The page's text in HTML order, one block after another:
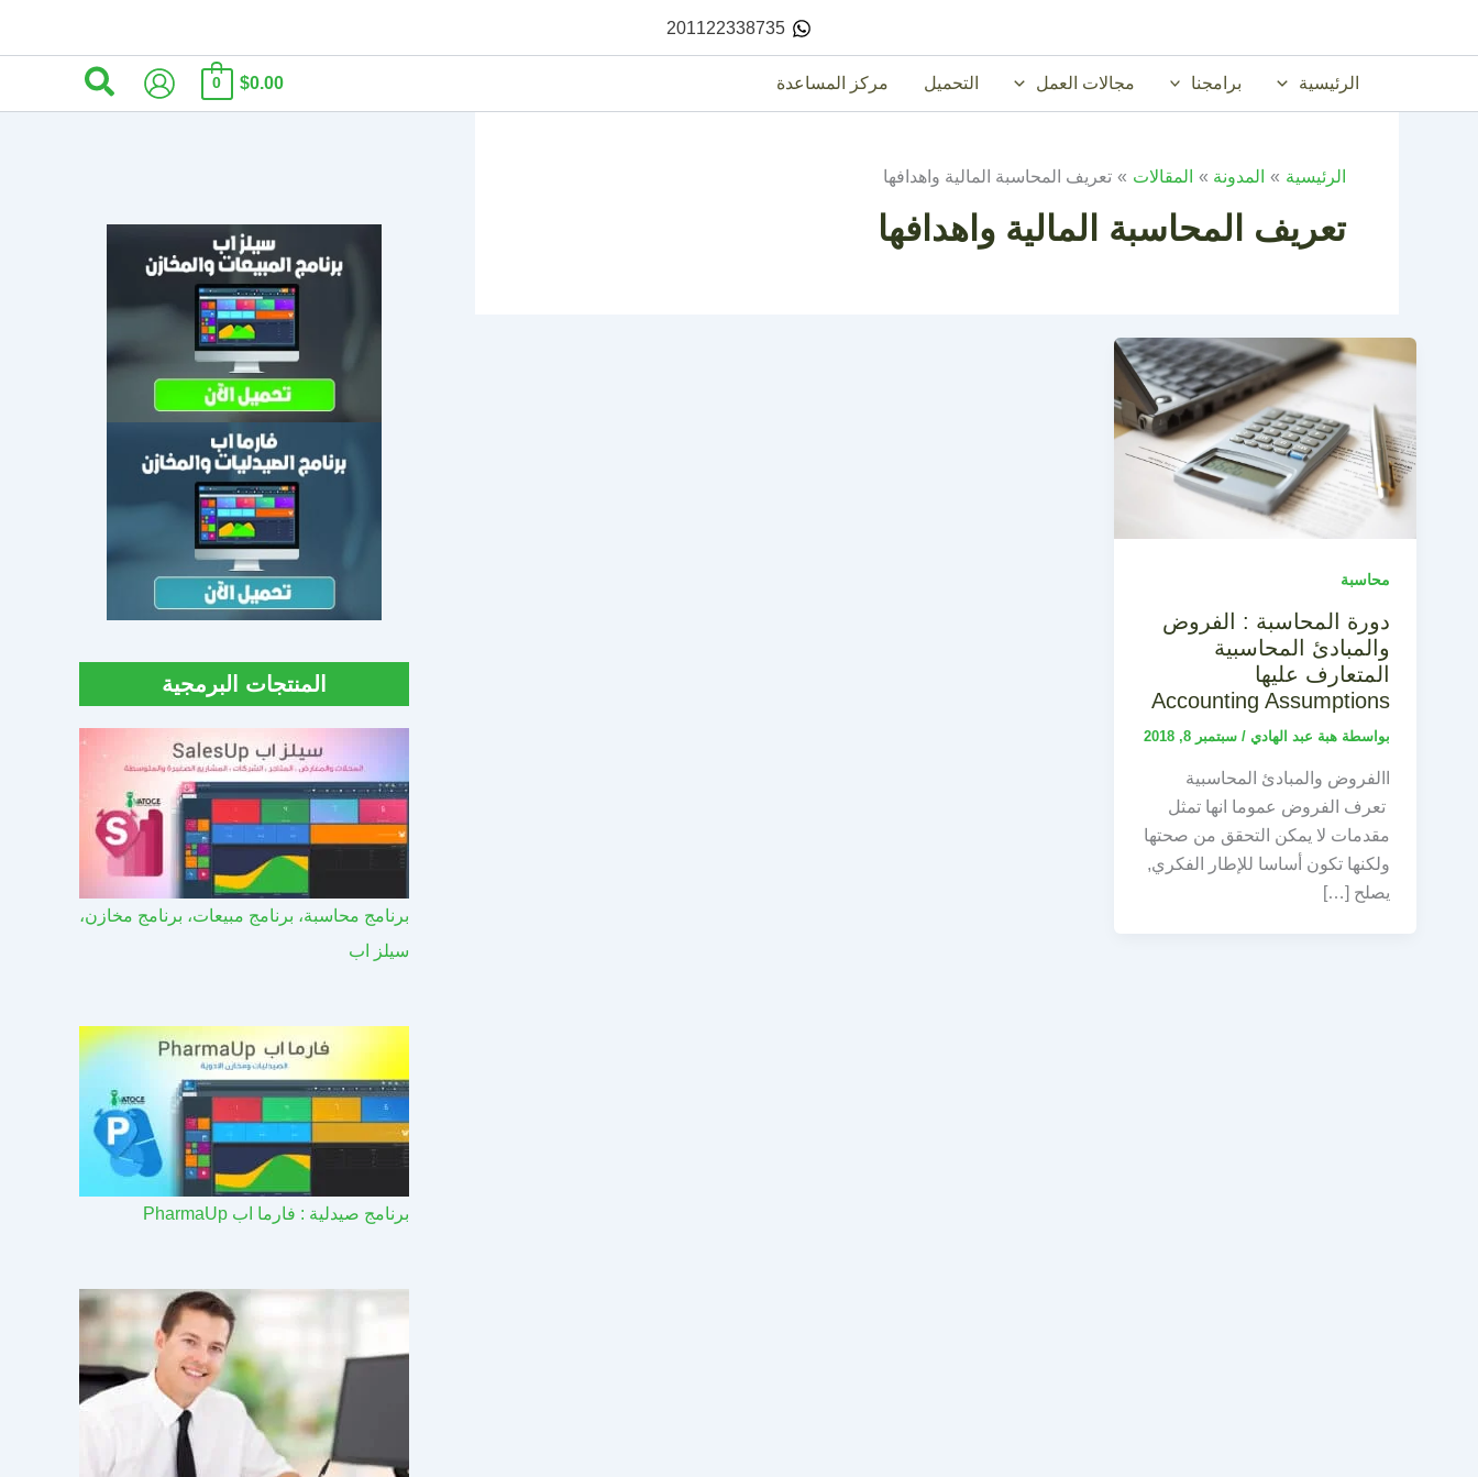
201122338735
الرئيسية برامجنا مجالات العمل التحميل مركز المساعدة $0.00
0 البحث
الرئيسية المدونة المقالات تعريف المحاسبة المالية واهدافها
تعريف المحاسبة المالية واهدافها
محاسبة
دورة المحاسبة : الفروض
والمبادئ المحاسبية
المتعارف عليها
Accounting Assumptions
بواسطة هبة عبد الهادي / سبتمبر 8, 2018
االفروض والمبادئ المحاسبية
تعرف الفروض عموما انها تمثل
مقدمات لا يمكن التحقق من صحتها
ولكنها تكون أساسا للإطار الفكري,
يصلح […]
المنتجات البرمجية
برنامج محاسبة، برنامج مبيعات، برنامج مخازن،
سيلز اب
برنامج صيدلية : فارما اب PharmaUp​